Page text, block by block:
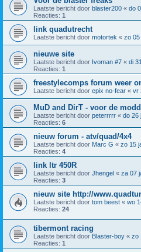
Laatste bericht door blaster200 « do
Reacties: 1
link quadutrecht
Laatste bericht door motortek « zo 05
nieuwe site
Laatste bericht door Ivoman #7 « di
Reacties: 1
freestylecomps forum weer
Laatste bericht door epix no-fear « vr
MuD and DirT - voor de
Laatste bericht door peterrrrr « do 26
Reacties: 6
nieuw forum - atv/quad/4x4
Laatste bericht door Marc G « zo 15
Reacties: 4
link ltr 450R
Laatste bericht door Jhengel « za 07
Reacties: 3
nieuw site http://
Laatste bericht door tom beest « wo
Reacties: 24
tibermont racing
Laatste bericht door Blaster-boy « zo
Reacties: 1